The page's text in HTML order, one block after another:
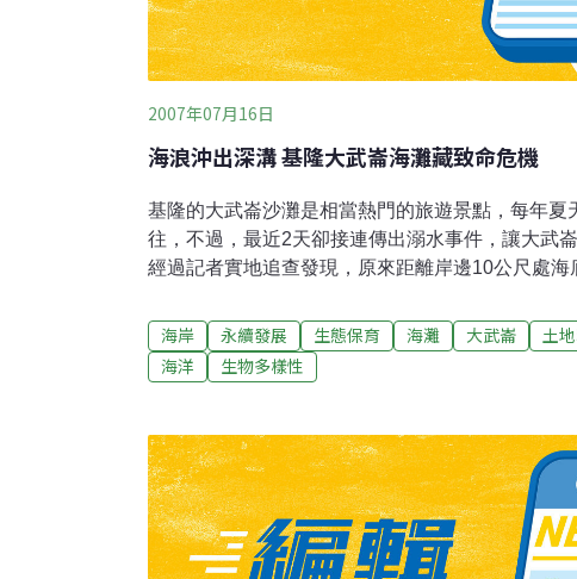
2007年07月16日
海浪沖出深溝 基隆大武崙海灘藏致命危機
基隆的大武崙沙灘是相當熱門的旅遊景點，每年夏
往，不過，最近2天卻接連傳出溺水事件，讓大武
經過記者實地追查發現，原來距離岸邊10公尺處海
出溺水意外，重回大武崙海邊，沙灘上遊客明顯減
波光潾潾，不過，水面下卻是暗藏玄機，深溝、暗
令人致命。除了平坦沙岸地形下陷之外，岸邊用來
去。」為了因應意外發生，政府在岸邊立起警告標
線，提醒戲水遊客小心安全，才能徹底杜絕悲劇發
海岸 永續發展 生態保育 海灘 大武崙
土
海洋
生物多樣性